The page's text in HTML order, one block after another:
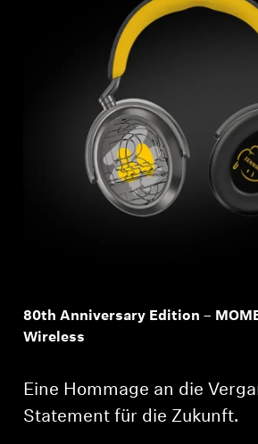
80th Anniversary Edition –
Wireless
Eine Hommage an die
Statement für die Zukunft.